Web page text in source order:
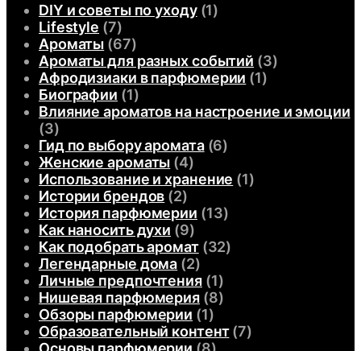
DIY и советы по уходу(1)
Lifestyle (7)
Ароматы (67)
Ароматы для разных событий (3)
Афродизиаки в парфюмерии (1)
Биографии (1)
Влияние ароматов на настроение и эмоции
(3)
Гид по выбору аромата(6)
Женские ароматы (4)
Использование и хранение (1)
Истории брендов (2)
История парфюмерии (13)
Как наносить духи (9)
Как подобрать аромат(32)
Легендарные дома (2)
Личные предпочтения(1)
Нишевая парфюмерия(8)
Обзоры парфюмерии (1)
Образовательный контент(7)